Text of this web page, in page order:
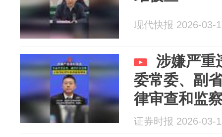
现代快报 2026-03-
涉嫌严重
委常委、副
律审查和监
证券时报 2026-03-